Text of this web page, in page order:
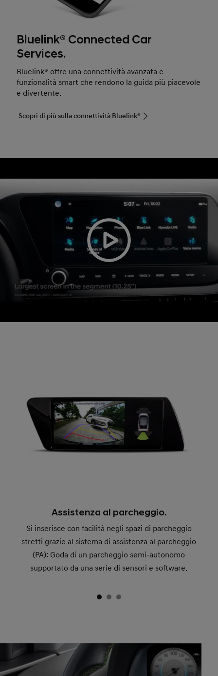
Bluelink® Connected Car
Services.
Bluelink® offre una connettività avanzata e
funzionalità smart che rendono la guida più piacevole
e divertente.
Scopri di più sulla connettività Bluelink®
Assistenza al parcheggio.
Si inserisce con facilità negli spazi di parcheggio
stretti grazie al sistema di assistenza al parcheggio
(PA): Goda di un parcheggio semi-autonomo
supportato da una serie di sensori e software.